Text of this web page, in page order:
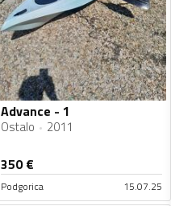
Advance - 1
Ostalo 2011
350€
Podgorica 15.07.25